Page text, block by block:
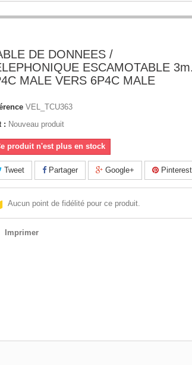
DE DONNEES /
ESCAMOTABLE 3m.
MALE VERS 6P4C MALE
VEL_TCU363
: Nouveau produit
produit n'est plus en stock
Tweet Partager Google+ Pinterest
Aucun point de fidélité pour ce produit.
Imprimer